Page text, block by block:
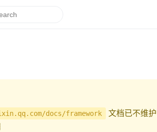
docs/framework 文档已不维